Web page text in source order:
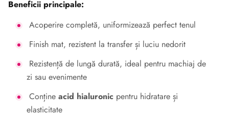
Beneficii principale:
Acoperire completă, uniformizează perfect tenul
Finish mat, rezistent la transfer și luciu nedorit
Rezistență de lungă durată, ideal pentru machiaj de
zi sau evenimente
Conține acid hialuronic pentru hidratare și
elasticitate